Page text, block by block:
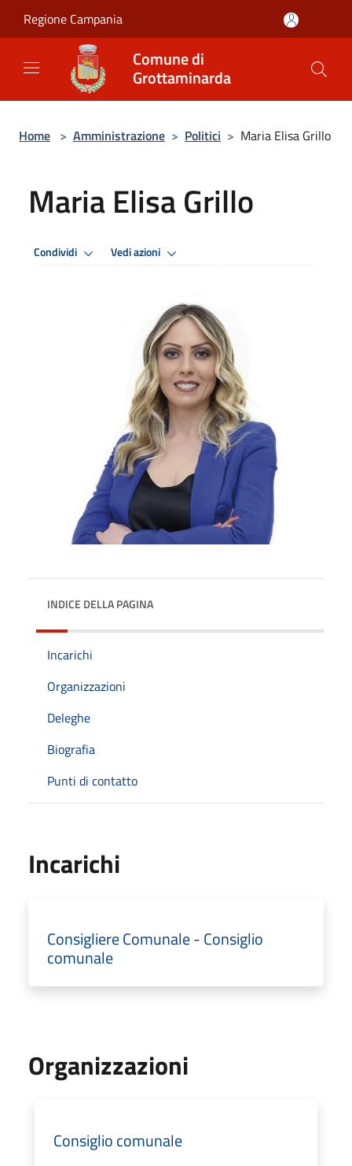
Regione Campania
Comune di
Grottaminarda
Home > Amministrazione > Politici > Maria Elisa Grillo
Maria Elisa Grillo
Condividi Vedi azioni
INDICE DELLA PAGINA
Incarichi
Organizzazioni
Deleghe
Biografia
Punti di contatto
Incarichi
Consigliere Comunale - Consiglio
comunale
Organizzazioni
Consiglio comunale